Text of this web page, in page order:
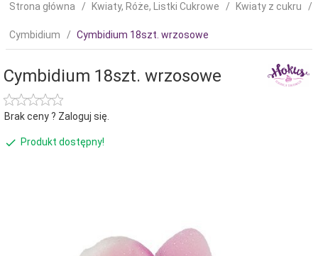
Strona główna Kwiaty, Róże, Listki Cukrowe Kwiaty z cukru
Cymbidium Cymbidium 18szt. wrzosowe
Cymbidium 18szt. wrzosowe
Brak ceny ? Zaloguj się.
Produkt dostępny!